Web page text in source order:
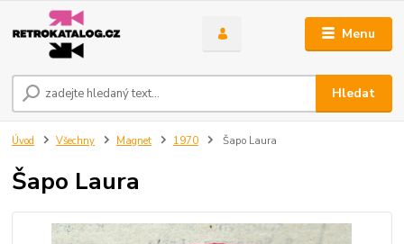
Menu
Hledat
Úvod Všechny Magnet 1970 Šapo Laura
Šapo Laura